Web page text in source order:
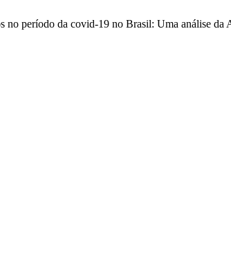
período da covid-19 no Brasil: Uma análise